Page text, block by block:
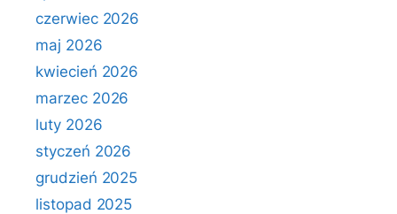
czerwiec 2026
maj 2026
kwiecień 2026
marzec 2026
luty 2026
styczeń 2026
grudzień 2025
listopad 2025